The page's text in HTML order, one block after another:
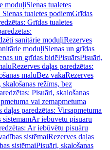
moduļiSienas tualetes
Sienas tualetes podiemGrīdas
Grīdas tualetes
sanitārie moduļiRezerves
moduļiSienas un grīdas
un grīdas bidēPisuārsPisuāri,
Rezerves daļas paredzētas:
maluBez vākaRezerves
skalošanas režīms, bez
Pisuāri, skalošanas
vai zemapmetuma
daļas paredzētas: Virsapmetuma
sistēmāmAr iebūvētu pisuāru
Ar iebūvētu pisuāru
sistēmaiRezerves daļas
sistēmaiPisuāri, skalošanas